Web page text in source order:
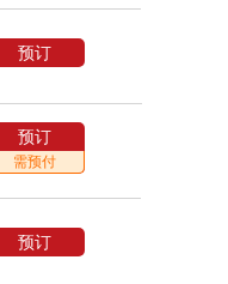
预订
预订
需预付
预订